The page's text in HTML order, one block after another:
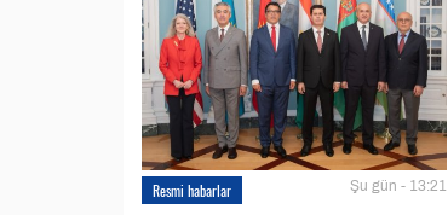
Resmi habarlar Şu gün - 13:21